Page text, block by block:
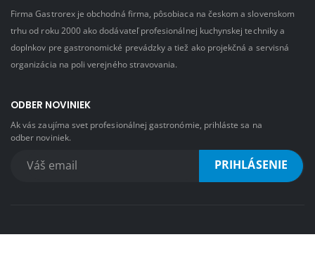
Firma Gastrorex je obchodná firma, pôsobiaca na českom a slovenskom
trhu od roku 2000 ako dodávateľ profesionálnej kuchynskej techniky a
doplnkov pre gastronomické prevádzky a tiež ako projekčná a servisná
organizácia na poli verejného stravovania.
ODBER NOVINIEK
Ak vás zaujíma svet profesionálnej gastronómie, prihláste sa na
odber noviniek.